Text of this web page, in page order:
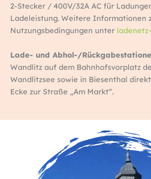
2-Stecker / 400V/32A AC für
Ladeleistung. Weitere Informationen
Nutzungsbedingungen unter
Lade- und Abhol-/
Wandlitz auf dem Bahnhofsvorplatz
Wandlitzsee sowie in Biesenthal
Ecke zur Straße „Am Markt“.